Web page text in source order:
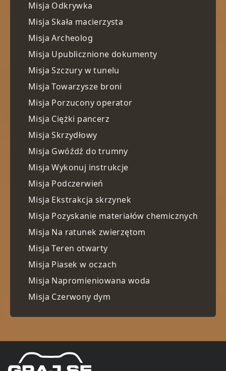
Misja Odkrywka
Misja Skała macierzysta
Misja Archeolog
Misja Upublicznione dokumenty
Misja Szczury w tunelu
Misja Towarzysze broni
Misja Porzucony operator
Misja Ciężki pancerz
Misja Skrzydłowy
Misja Gwóźdź do trumny
Misja Wykonuj instrukcje
Misja Podczerwień
Misja Ekstrakcja skrzynek
Misja Pozyskanie materiałów chemicznych
Misja Na ratunek zwierzętom
Misja Teren otwarty
Misja Piasek w oczach
Misja Napromieniowana woda
Misja Czerwony dym